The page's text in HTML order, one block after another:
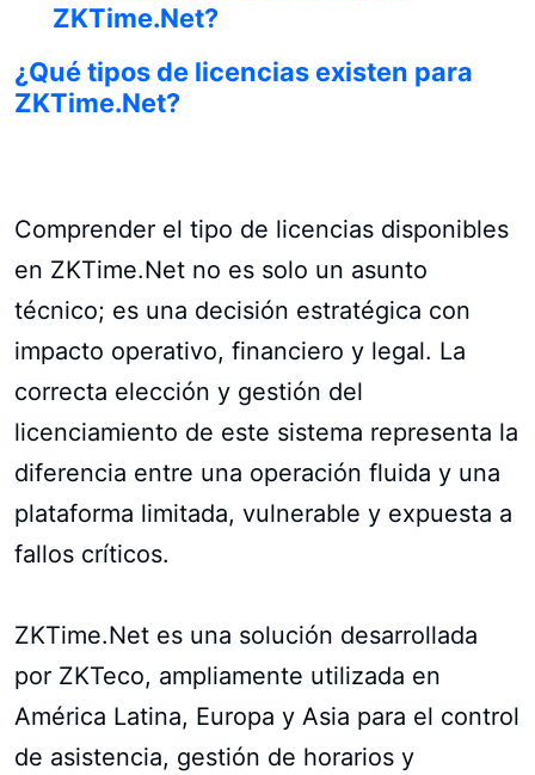
ZKTime.Net?
¿Qué tipos de licencias existen para
ZKTime.Net?
Comprender el tipo de licencias disponibles
en ZKTime.Net no es solo un asunto
técnico; es una decisión estratégica con
impacto operativo, financiero y legal. La
correcta elección y gestión del
licenciamiento de este sistema representa la
diferencia entre una operación fluida y una
plataforma limitada, vulnerable y expuesta a
fallos críticos.
ZKTime.Net es una solución desarrollada
por ZKTeco, ampliamente utilizada en
América Latina, Europa y Asia para el control
de asistencia, gestión de horarios y